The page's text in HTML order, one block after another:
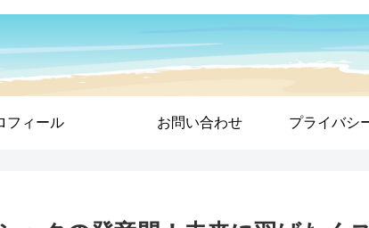
フィール お問い合わせ